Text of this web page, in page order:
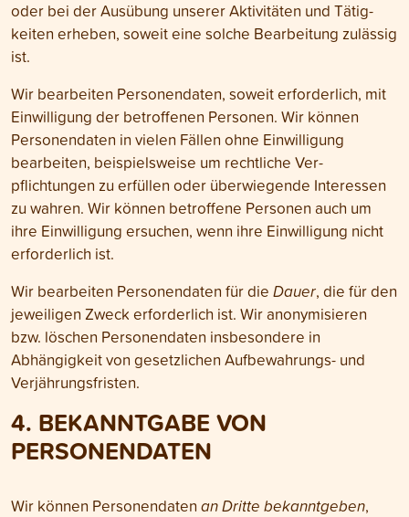
oder bei der Ausübung unserer Aktivitäten und Tätig­
keiten erheben, soweit eine solche Bearbeitung zulässig
ist.
Wir bearbeiten Personen­daten, soweit erforderlich, mit
Ein­willigung der betroffenen Personen. Wir können
Personen­daten in vielen Fällen ohne Ein­willigung
bearbeiten, beispiels­weise um rechtliche Ver­
pflichtungen zu erfüllen oder über­wiegende Interessen
zu wahren. Wir können betroffene Personen auch um
ihre Ein­willigung ersuchen, wenn ihre Ein­willigung nicht
erforder­lich ist.
Wir bearbeiten Personen­daten für die Dauer, die für den
jeweiligen Zweck erforderlich ist. Wir anonymisieren
bzw. löschen Personen­daten insbesondere in
Abhängigkeit von gesetzlichen Aufbewahrungs- und
Verjährungs­fristen.
4. BEKANNTGABE VON
PERSONEN­DATEN
Wir können Personen­daten an Dritte bekanntgeben,